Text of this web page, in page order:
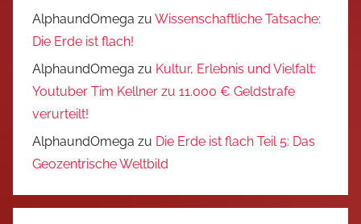
AlphaundOmega zu Wissenschaftliche Tatsache:
Die Erde ist flach!
AlphaundOmega zu Kultur, Erlebnis und Vielfalt:
Youtuber Tim Kellner zu 11.000 € Geldstrafe
verurteilt!
AlphaundOmega zu Die Erde ist flach Teil 5: Das
Geozentrische Weltbild